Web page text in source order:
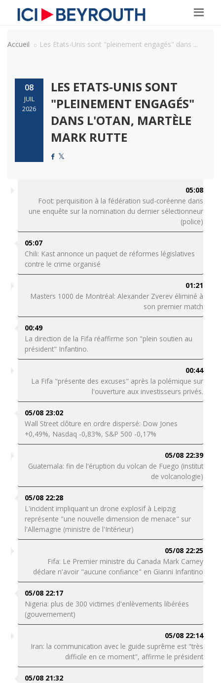
Accueil Les Etats-Unis sont "pleinement engagés" dans ...
08
JUIL
2026
LES ETATS-UNIS SONT
"PLEINEMENT ENGAGÉS"
DANS L'OTAN, MARTÈLE
MARK RUTTE
05:08
Foot: perquisition à la fédération sud-coréenne dans
une enquête sur la nomination du dernier sélectionneur
(police)
05:07
Chili: Kast annonce un paquet de réformes législatives
contre le crime organisé
01:21
Masters 1000 de Montréal: Alexander Zverev éliminé à
son premier match
00:49
La direction de la Fifa réaffirme son "plein soutien au
président" Infantino.
00:44
La Fifa "présente des excuses" après la polémique sur
l'ouverture aux investisseurs privés.
05/08 23:02
Wall Street clôture en ordre dispersé: Dow Jones
+0,49%, Nasdaq -0,83%, S&P 500 -0,17%
05/08 22:39
Guatemala: fin de l'éruption du volcan de Fuego (institut
de volcanologie)
05/08 22:28
L'incident impliquant un drone explosif à Leipzig
représente "une nouvelle dimension de menace" sur
l'Allemagne (ministre de l'Intérieur)
05/08 22:25
Fifa: Le Premier ministre du Canada Mark Carney
déclare n'avoir "aucune confiance" en Gianni Infantino
05/08 22:17
Nigeria: plus de 300 victimes d'enlèvements libérées
(gouvernement)
05/08 22:14
Iran: la communication avec le guide suprême est "très
difficile en ce moment", affirme le président
05/08 21:32